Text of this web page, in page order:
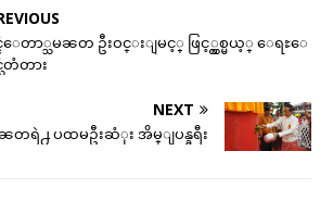
ေတာ္သမၼတ ဦးဝင္းျမင့္ ဖြင့္လွစ္မယ့္ ေရႊေ
တံတား
NEXT
ရဲ႕ ပထမဦးဆံုး အိမ္ျပန္ခရီး